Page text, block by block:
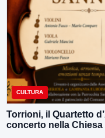
CULTURA
Torrioni, il Quartetto
concerto nella